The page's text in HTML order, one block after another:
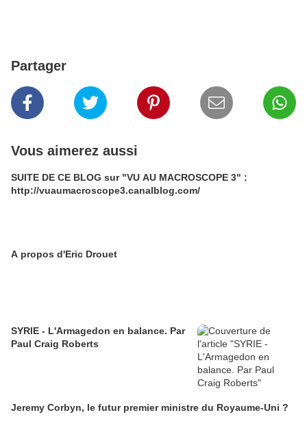
Partager
Vous aimerez aussi
SUITE DE CE BLOG sur "VU AU MACROSCOPE 3" :
http://vuaumacroscope3.canalblog.com/
A propos d'Eric Drouet
SYRIE - L'Armagedon en balance. Par
Paul Craig Roberts
Jeremy Corbyn, le futur premier ministre du Royaume-Uni ?